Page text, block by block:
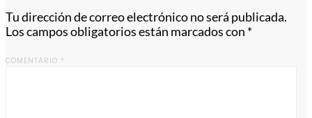
Tu dirección de correo electrónico no será publicada.
Los campos obligatorios están marcados con *
COMENTARIO *